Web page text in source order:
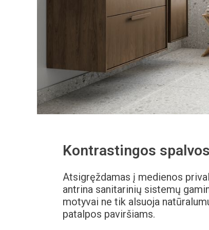
Kontrastingos
Atsigręždamas į medienos
antrina sanitarinių sistemų
motyvai ne tik alsuoja
patalpos paviršiams.